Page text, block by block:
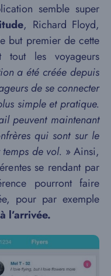
semble super
, Richard Floyd,
but premier de cette
tout les voyageurs
a été créée depuis
de se connecter
simple et pratique.
peuvent maintenant
qui sont sur le
de vol. » Ainsi,
se rendant par
pourront faire
pour par exemple
à l’arrivée.